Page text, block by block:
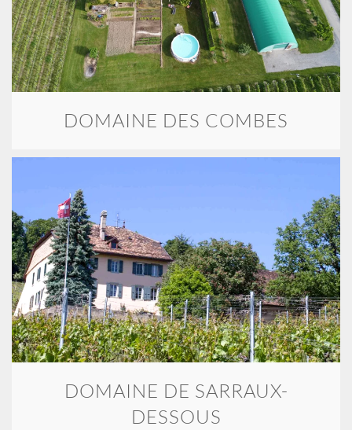
DOMAINE DES COMBES
DOMAINE DE SARRAUX-
DESSOUS